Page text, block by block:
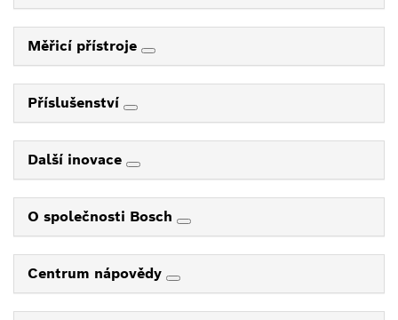
Měřicí přístroje
Příslušenství
Další inovace
O společnosti Bosch
Centrum nápovědy